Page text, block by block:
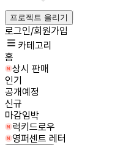
프로젝트 올리기
로그인/회원가입
카테고리
홈
상시 판매
인기
공개예정
신규
마감임박
럭키드로우
영퍼센트 레터